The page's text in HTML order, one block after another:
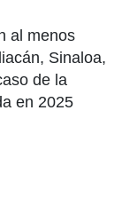
al menos
Sinaloa,
de la
en 2025